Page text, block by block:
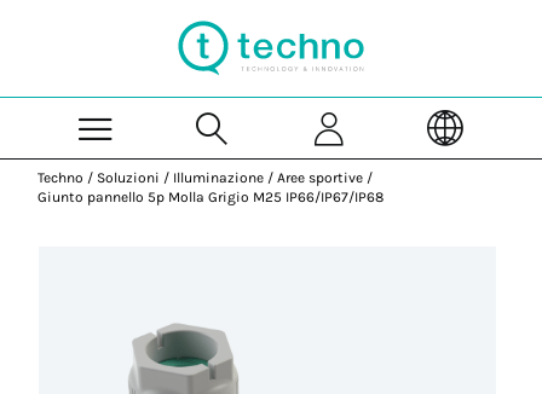
Techno / Soluzioni / Illuminazione / Aree sportive /
Giunto pannello 5p Molla Grigio M25 IP66/IP67/IP68